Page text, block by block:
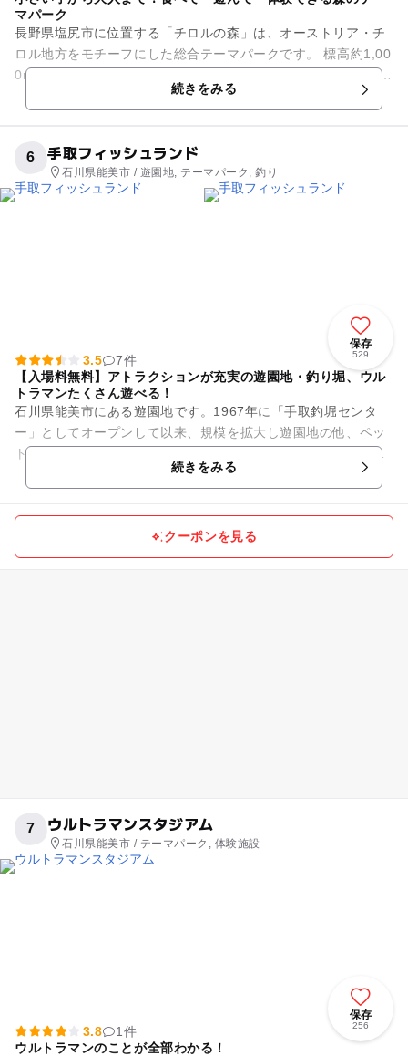
マパーク
長野県塩尻市に位置する「チロルの森」は、オーストリア・チ
ロル地方をモチーフにした総合テーマパークです。 標高約1,00
0mの美しい自然の中で、見て・触れて・食べて、五感で楽しむ
続きをみる
6 手取フィッシュランド
石川県能美市 / 遊園地, テーマパーク, 釣り
保存
529
3.5
7件
【入場料無料】アトラクションが充実の遊園地・釣り堀、ウル
トラマンたくさん遊べる！
石川県能美市にある遊園地です。1967年に「手取釣堀センタ
ー」としてオープンして以来、規模を拡大し遊園地の他、ペッ
トショップや「ウルトラマンスタジアム」を増設し、総合レジ
ャー施設となりました。つ...続きをみる
クーポンを見る
7 ウルトラマンスタジアム
石川県能美市 / テーマパーク, 体験施設
保存
256
3.8
1件
ウルトラマンのことが全部わかる！